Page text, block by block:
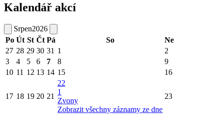
Kalendář akcí
Srpen2026
Po Út St Čt Pá So
Ne
27 28 29 30 31 1
2
3
4 5 6 7 8
9
10 11 12 13 14 15 16
17 18 19 20 21
22
1
Zvony
Zobrazit všechny záznamy ze dne
23